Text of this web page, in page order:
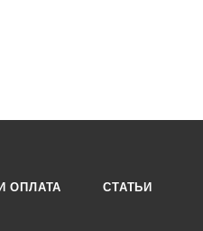
ОПЛАТА СТАТЬИ